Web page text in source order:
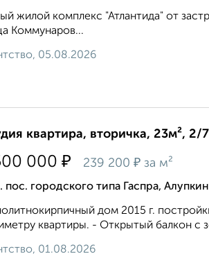
жилой комплекс "Атлантида" от
Коммунаров...
05.08.2026
квартира, вторичка, 23м², 2/
000 ₽ 239 200 ₽ за м²
пос. городского типа Гаспра,
дoм 2015 г.
квартиры. - Открытый балкон с
01.08.2026